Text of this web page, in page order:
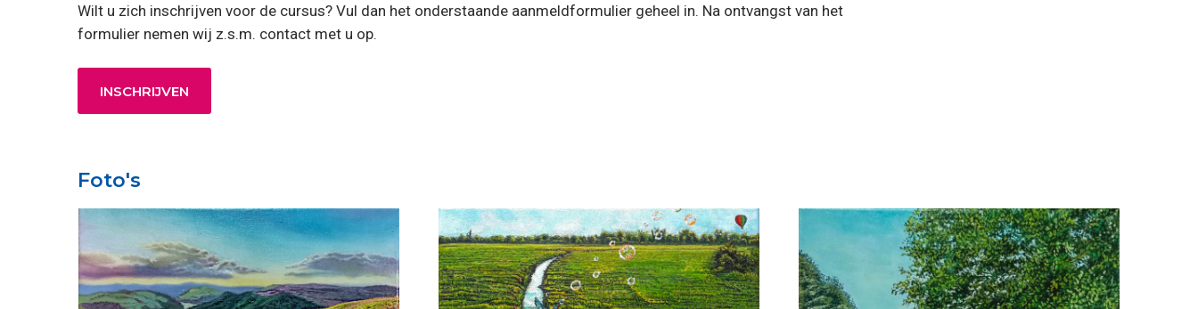
Wilt u zich inschrijven voor de cursus? Vul dan het onderstaande aanmeldformulier geheel in. Na ontvangst van het
formulier nemen wij z.s.m. contact met u op.
INSCHRIJVEN
Foto's